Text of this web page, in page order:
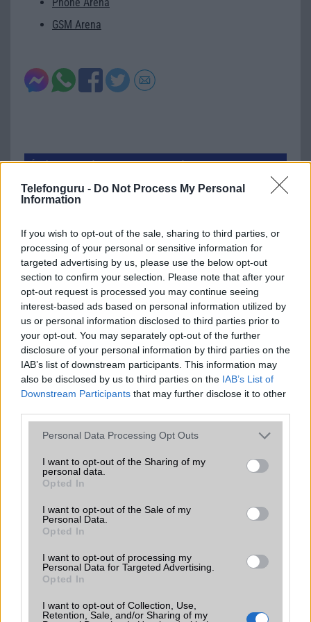
Telefonguru - Do Not Process My Personal
Information
If you wish to opt-out of the sale, sharing to third parties, or
processing of your personal or sensitive information for
targeted advertising by us, please use the below opt-out
section to confirm your selection. Please note that after your
opt-out request is processed you may continue seeing
interest-based ads based on personal information utilized by
us or personal information disclosed to third parties prior to
your opt-out. You may separately opt-out of the further
disclosure of your personal information by third parties on the
IAB’s list of downstream participants. This information may
also be disclosed by us to third parties on the IAB’s List of
Downstream Participants that may further disclose it to other
Please note that this website/app uses one or more Google
not limited to your visit or usage behaviour. You may click to
grant or deny consent to Google and its third-party tags to
use your data for below specified purposes in below Google
consent section.
Personal Data Processing Opt Outs
I want to opt-out of the Sharing of my
personal data.
Opted In
I want to opt-out of the Sale of my
Personal Data.
Opted In
I want to opt-out of processing my
Personal Data for Targeted Advertising.
Opted In
I want to opt-out of Collection, Use,
Retention, Sale, and/or Sharing of my
GSM Arena
Új és Használt GSM kiemelt ajánlatok
Nelly GSM
245.000 Ft (új)
Samsung Galaxy S26
Euro Gsm
Samsung Galaxy S25 Ultra